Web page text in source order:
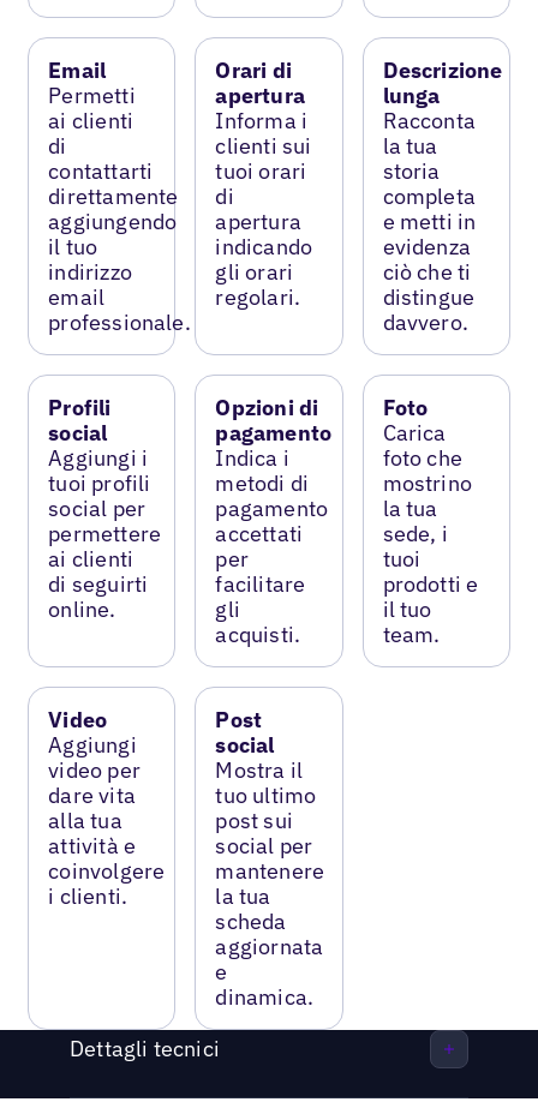
Email
Permetti
ai clienti
di
contattarti
direttamente
aggiungendo
il tuo
indirizzo
email
professionale.
Orari di
apertura
Informa i
clienti sui
tuoi orari
di
apertura
indicando
gli orari
regolari.
Descrizione
lunga
Racconta
la tua
storia
completa
e metti in
evidenza
ciò che ti
distingue
davvero.
Profili
social
Aggiungi i
tuoi profili
social per
permettere
ai clienti
di seguirti
online.
Opzioni di
pagamento
Indica i
metodi di
pagamento
accettati
per
facilitare
gli
acquisti.
Foto
Carica
foto che
mostrino
la tua
sede, i
tuoi
prodotti e
il tuo
team.
Video
Aggiungi
video per
dare vita
alla tua
attività e
coinvolgere
i clienti.
Post
social
Mostra il
tuo ultimo
post sui
social per
mantenere
la tua
scheda
aggiornata
e
dinamica.
Dettagli tecnici